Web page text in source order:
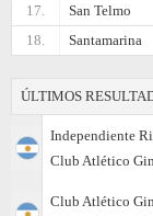
17. San Telmo
18.
Santamarina
ÚLTIMOS
Independiente
Club Atlético
Club Atlético